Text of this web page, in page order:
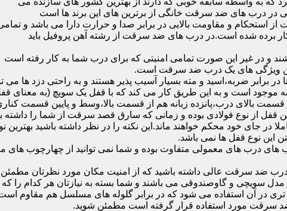
درب های ضد سرقت خانگی از برترین های این برند ها است
استحکام و مقاومت بالایی در برابر صدا و حرارت دارا می باشد و
برده شده است.در درب های ضد سرقت از رشته آهن پروفیل باید
و در غیر این صورت تمامی امنیتی که برای درب شما به کار رفته است
ویژگی های یک درب ضد سرقت است.
ضربه،اسید و مته بسیار آسیب پذیر هستند و به راحتی دزد ها می
استفاده می شود که این در نمونه های 16 و 20 زبانه موجود است و به این طریق کار می کند
قفل از نوع فولادی بوده و زمانی که سارق قصد سرقت از شما را
در جای خود محکم خواهند ماند.این نکته را در نظر داشته باشید
این نوع قفل ها نمی باشد.
های معمولی متفاوت بوده و شما نمی توانید از چهارچوب های
ضد سرقت عالی داشته باشید که از امنیت مکان مورد نظرتان مطمئن
و گاوصندوقی می باشند و شما بسته به نیازتان هر کدام را که
در آن استفاده می شود که در برابر گلوله های مسلسل هم مقاوم
سرقت مورد استفاده قرار گرفته است مطمئن شوید.